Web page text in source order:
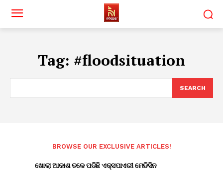
Tag: #floodsituation
SEARCH
BROWSE OUR EXCLUSIVE ARTICLES!
ଖୋଲା ଆକାଶ ତଳେ ପଡିଛି ଏକ୍ସପାଏରୀ ମେଡିସିନ